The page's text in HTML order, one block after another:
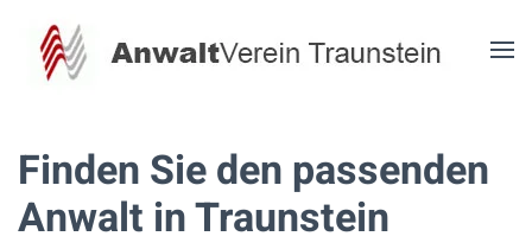
Zum Hauptinhalt springen
Finden Sie den passenden
Anwalt in Traunstein